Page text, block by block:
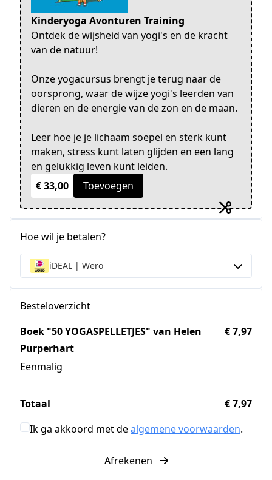
Kinderyoga Avonturen Training
Ontdek de wijsheid van yogi's en de kracht
van de natuur!
Onze yogacursus brengt je terug naar de
oorsprong, waar de wijze yogi's leerden van
dieren en de energie van de zon en de maan.
Leer hoe je je lichaam soepel en sterk kunt
maken, stress kunt laten glijden en een lang
en gelukkig leven kunt leiden.
€ 33,00
Toevoegen
Hoe wil je betalen?
iDEAL | Wero
Besteloverzicht
Boek "50 YOGASPELLETJES" van Helen
Purperhart
Eenmalig
€ 7,97
Totaal
€ 7,97
Ik ga akkoord met dealgemene voorwaarden.
Afrekenen